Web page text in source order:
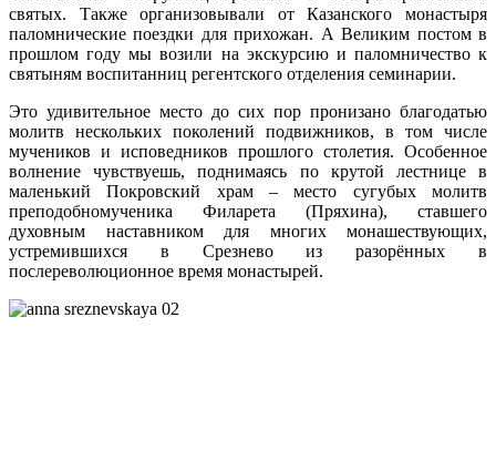
святых. Также организовывали от Казанского монастыря
паломнические поездки для прихожан. А Великим постом в
прошлом году мы возили на экскурсию и паломничество к
святыням воспитанниц регентского отделения семинарии.
Это удивительное место до сих пор пронизано благодатью
молитв нескольких поколений подвижников, в том числе
мучеников и исповедников прошлого столетия. Особенное
волнение чувствуешь, поднимаясь по крутой лестнице в
маленький Покровский храм – место сугубых молитв
преподобномученика Филарета (Пряхина), ставшего
духовным наставником для многих монашествующих,
устремившихся в Срезнево из разорённых в
послереволюционное время монастырей.